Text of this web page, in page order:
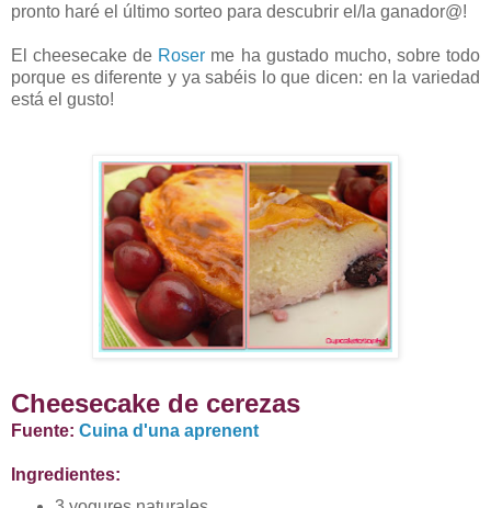
pronto haré el último sorteo para descubrir el/la ganador@!
El cheesecake de Roser me ha gustado mucho, sobre todo
porque es diferente y ya sabéis lo que dicen: en la variedad
está el gusto!
Cheesecake de cerezas
Fuente: Cuina d'una aprenent
Ingredientes: